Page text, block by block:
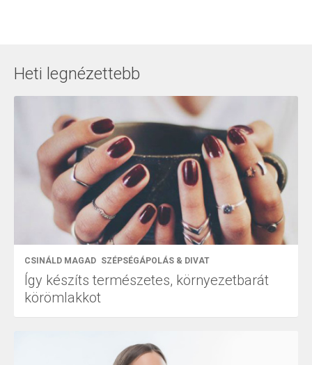
Heti legnézettebb
CSINÁLD MAGAD SZÉPSÉGÁPOLÁS & DIVAT
Így készíts természetes, környezetbarát
körömlakkot